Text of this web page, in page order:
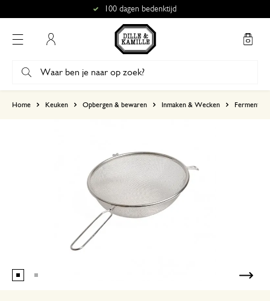
100 dagen bedenktijd
Home Keuken Opbergen & bewaren Inmaken & Wecken
5
2
1